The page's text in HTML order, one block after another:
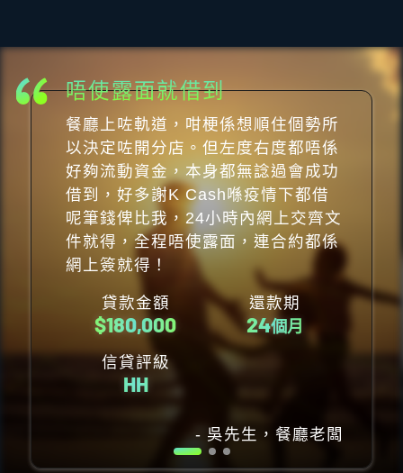
唔使露面就借到
餐廳上咗軌道，咁梗係想順住個勢所
以決定咗開分店。但左度右度都唔係
好夠流動資金，本身都無諗過會成功
借到，好多謝K Cash喺疫情下都借
呢筆錢俾比我，24小時內網上交齊文
件就得，全程唔使露面，連合約都係
網上簽就得！
貸款金額
$180,000
還款期
24個月
信貸評級
HH
- 吳先生，餐廳老闆